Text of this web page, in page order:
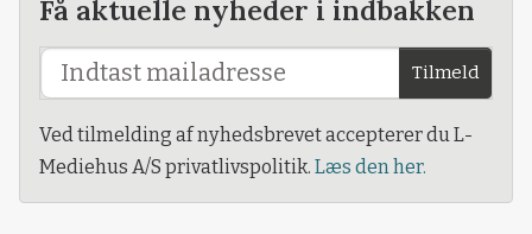
Få aktuelle nyheder i indbakken
Tilmeld
Ved tilmelding af nyhedsbrevet accepterer du L-
Mediehus A/S privatlivspolitik. Læs den her.